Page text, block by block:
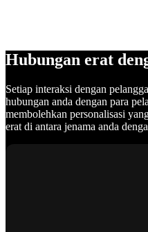
Hubungan erat
Setiap interaksi dengan
hubungan anda dengan para
membolehkan personalisasi
erat di antara jenama anda